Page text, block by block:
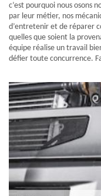
c’est pourquoi nous osons
par leur métier, nos
d’entretenir et de réparer
quelles que soient la
équipe réalise un travail
défier toute concurrence.